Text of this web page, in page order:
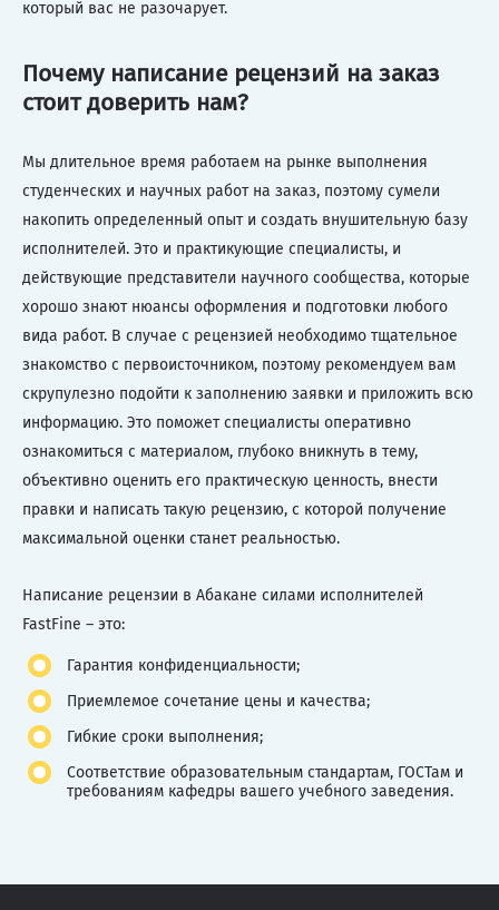
который вас не разочарует.
Почему написание рецензий на заказ
стоит доверить нам?
Мы длительное время работаем на рынке выполнения
студенческих и научных работ на заказ, поэтому сумели
накопить определенный опыт и создать внушительную базу
исполнителей. Это и практикующие специалисты, и
действующие представители научного сообщества, которые
хорошо знают нюансы оформления и подготовки любого
вида работ. В случае с рецензией необходимо тщательное
знакомство с первоисточником, поэтому рекомендуем вам
скрупулезно подойти к заполнению заявки и приложить всю
информацию. Это поможет специалисты оперативно
ознакомиться с материалом, глубоко вникнуть в тему,
объективно оценить его практическую ценность, внести
правки и написать такую рецензию, с которой получение
максимальной оценки станет реальностью.
Написание рецензии в Абакане силами исполнителей
FastFine – это:
Гарантия конфиденциальности;
Приемлемое сочетание цены и качества;
Гибкие сроки выполнения;
Соответствие образовательным стандартам, ГОСТам и
требованиям кафедры вашего учебного заведения.